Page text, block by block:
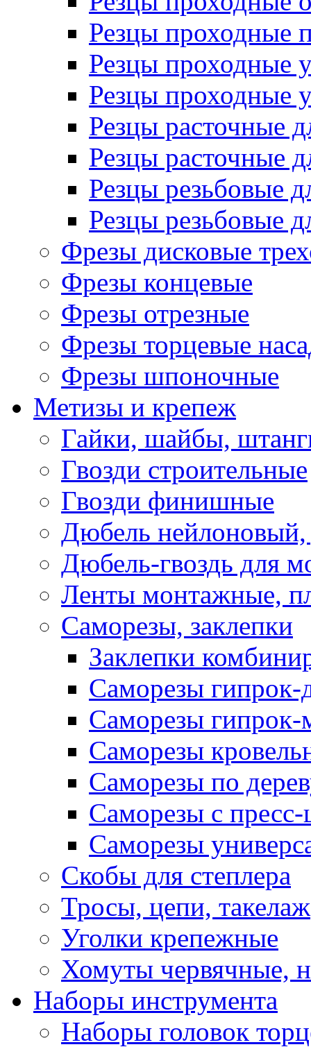
Резцы проходные
Резцы проходные
Резцы проходные
Резцы расточные
Резцы расточные
Резцы резьбовые
Резцы резьбовые
Фрезы дисковые
Фрезы концевые
Фрезы отрезные
Фрезы торцевые
Фрезы шпоночные
Метизы и крепеж
Гайки, шайбы,
Гвозди строительные
Гвозди финишные
Дюбель нейлоновый,
Дюбель-гвоздь для
Ленты монтажные,
Саморезы, заклепки
Заклепки
Саморезы гипрок-
Саморезы гипрок-
Саморезы
Саморезы по
Саморезы с
Саморезы
Скобы для степлера
Тросы, цепи, такелаж
Уголки крепежные
Хомуты червячные,
Наборы инструмента
Наборы головок